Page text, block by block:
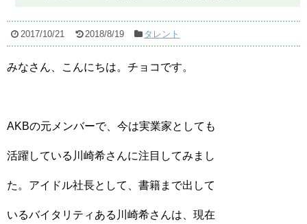
2017/10/21 2018/8/19 タレント
みなさん、こんにちは。チョコです。
AKBの元メンバーで、今は実業家としても
活躍している川崎希さんに注目してみまし
た。アイドル社長として、書籍まで出して
いるバイタリティある川崎希さんは、現在